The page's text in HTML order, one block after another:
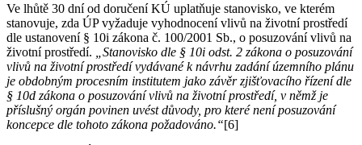
Ve lhůtě 30 dní od doručení KÚ uplatňuje stanovisko, ve kterém
stanovuje, zda ÚP vyžaduje vyhodnocení vlivů na životní prostředí
dle ustanovení § 10i zákona č. 100/2001 Sb., o posuzování vlivů na
životní prostředí.
„Stanovisko dle § 10i odst. 2 zákona o posuzování
vlivů na životní prostředí vydávané k návrhu zadání územního plánu
je obdobným procesním institutem jako závěr zjišťovacího řízení dle
§ 10d zákona o posuzování vlivů na životní prostředí, v němž je
příslušný orgán povinen uvést důvody, pro které není posuzování
koncepce dle tohoto zákona požadováno.“[6]